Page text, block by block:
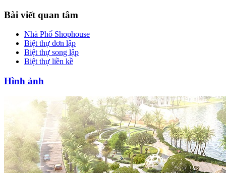
Bài viết quan tâm
Nhà Phố Shophouse
Biệt thự đơn lập
Biệt thự song lập
Biệt thự liền kề
Hình ảnh